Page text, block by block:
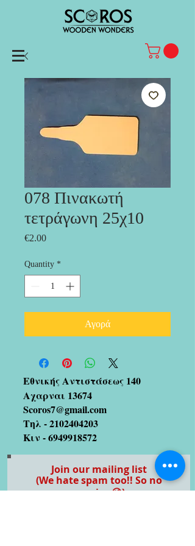
078 Πινακωτή
τετράγωνη 25χ10
€2.00Price
Quantity *
Αγορά
Εθνικής Αντιστάσεως 140
Αχαρναι 13674
Scoros7@gmail.com
Τηλ -2102404203
Κιν -6949918572
Join our mailing list
(We hate spam too!! So no
worries 😉)